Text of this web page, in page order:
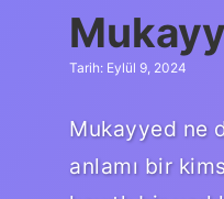
Tarih: Eylül 9, 2024
Mukayyed ne
anlamı bir